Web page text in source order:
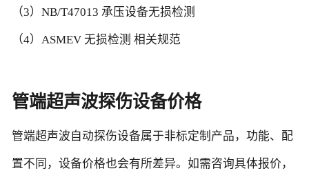
（3）NB/T47013 承压设备无损检测
（4）ASMEV 无损检测 相关规范
管端超声波探伤设备价格
管端超声波自动探伤设备属于非标定制产品，功能、配
置不同，设备价格也会有所差异。如需咨询具体报价，